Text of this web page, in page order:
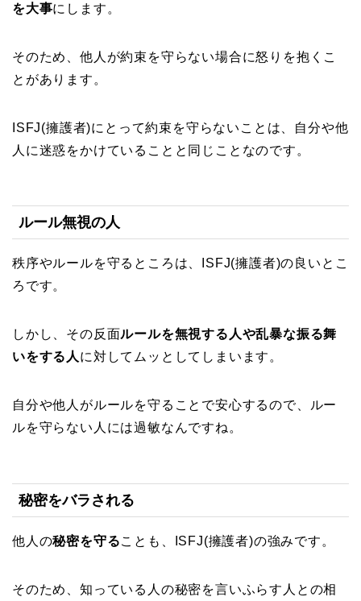
を大事にします。
そのため、他人が約束を守らない場合に怒りを抱くこ
とがあります。
ISFJ(擁護者)にとって約束を守らないことは、自分や他
人に迷惑をかけていることと同じことなのです。
ルール無視の人
秩序やルールを守るところは、ISFJ(擁護者)の良いとこ
ろです。
しかし、その反面ルールを無視する人や乱暴な振る舞
いをする人 に対してムッとしてしまいます。
自分や他人がルールを守ることで安心するので、ルー
ルを守らない人には過敏なんですね。
秘密をバラされる
他人の秘密を守ることも、ISFJ(擁護者)の強みです。
そのため、知っている人の秘密を言いふらす人との相